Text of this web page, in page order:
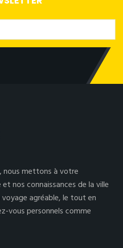
nous mettons à votre
nos connaissances de la ville
agréable, le tout en
vous personnels comme